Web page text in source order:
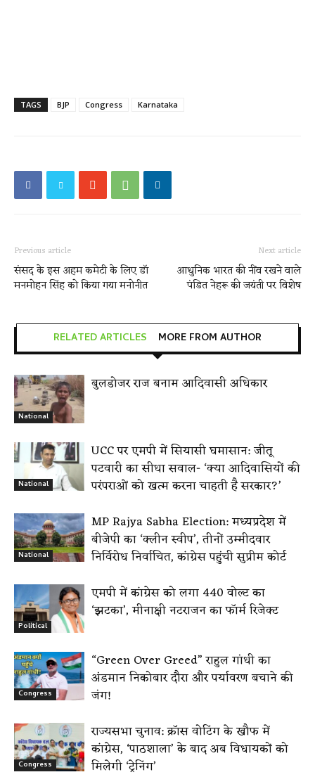
TAGS BJP Congress Karnataka
Previous article
संसद के इस अहम कमेटी के लिए डॉ
मनमोहन सिंह को किया गया मनोनीत
Next article
आधुनिक भारत की नींव रखने वाले
पंडित नेहरू की जयंती पर विशेष
RELATED ARTICLES MORE FROM AUTHOR
National
बुलडोजर राज बनाम आदिवासी अधिकार
National
UCC पर एमपी में सियासी घमासान: जीतू
पटवारी का सीधा सवाल- ‘क्या आदिवासियों की
परंपराओं को खत्म करना चाहती है सरकार?’
National
MP Rajya Sabha Election: मध्यप्रदेश में
बीजेपी का ‘क्लीन स्वीप’, तीनों उम्मीदवार
निर्विरोध निर्वाचित, कांग्रेस पहुंची सुप्रीम कोर्ट
Political
एमपी में कांग्रेस को लगा 440 वोल्ट का
‘झटका’, मीनाक्षी नटराजन का फॉर्म रिजेक्ट
Congress
“Green Over Greed” राहुल गांधी का
अंडमान निकोबार दौरा और पर्यावरण बचाने की
जंग!
Congress
राज्यसभा चुनाव: क्रॉस वोटिंग के खौफ में
कांग्रेस, ‘पाठशाला’ के बाद अब विधायकों को
मिलेगी ‘ट्रेनिंग’